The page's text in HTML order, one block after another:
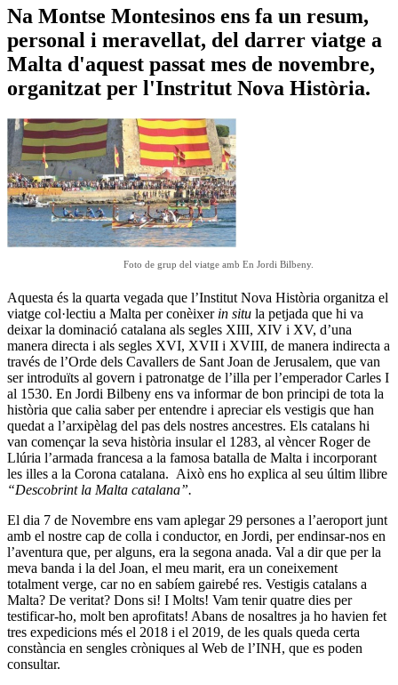
Na Montse Montesinos ens fa un resum,
personal i meravellat, del darrer viatge a
Malta d'aquest passat mes de novembre,
organitzat per l'Instritut Nova Història.
Foto de grup del viatge amb En Jordi Bilbeny.
Aquesta és la quarta vegada que l’Institut Nova Història organitza el
viatge col·lectiu a Malta per conèixer in situ la petjada que hi va
deixar la dominació catalana als segles XIII, XIV i XV, d’una
manera directa i als segles XVI, XVII i XVIII, de manera indirecta a
través de l’Orde dels Cavallers de Sant Joan de Jerusalem, que van
ser introduïts al govern i patronatge de l’illa per l’emperador Carles I
al 1530. En Jordi Bilbeny ens va informar de bon principi de tota la
història que calia saber per entendre i apreciar els vestigis que han
quedat a l’arxipèlag del pas dels nostres ancestres. Els catalans hi
van començar la seva història insular el 1283, al vèncer Roger de
Llúria l’armada francesa a la famosa batalla de Malta i incorporant
les illes a la Corona catalana. Això ens ho explica al seu últim llibre
“Descobrint la Malta catalana”.
El dia 7 de Novembre ens vam aplegar 29 persones a l’aeroport junt
amb el nostre cap de colla i conductor, en Jordi, per endinsar-nos en
l’aventura que, per alguns, era la segona anada. Val a dir que per la
meva banda i la del Joan, el meu marit, era un coneixement
totalment verge, car no en sabíem gairebé res. Vestigis catalans a
Malta? De veritat? Dons si! I Molts! Vam tenir quatre dies per
testificar-ho, molt ben aprofitats! Abans de nosaltres ja ho havien fet
tres expedicions més el 2018 i el 2019, de les quals queda certa
constància en sengles cròniques al Web de l’INH, que es poden
consultar.